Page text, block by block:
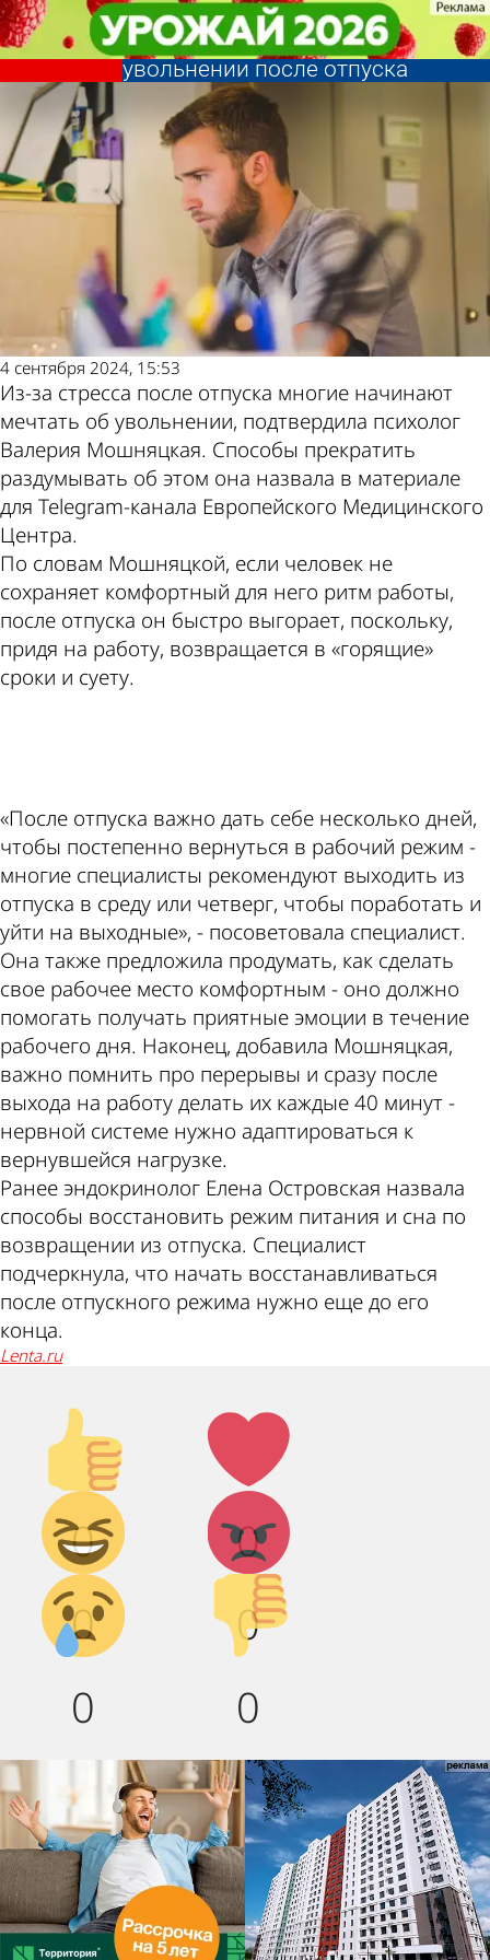
Психолог назвала способы
прекратить мечтать об
увольнении после отпуска
В стране и
мире
4 сентября 2024, 15:53
Из-за стресса после отпуска многие начинают
мечтать об увольнении, подтвердила психолог
Валерия Мошняцкая. Способы прекратить
раздумывать об этом она назвала в материале
для Telegram-канала Европейского Медицинского
Центра.
По словам Мошняцкой, если человек не
сохраняет комфортный для него ритм работы,
после отпуска он быстро выгорает, поскольку,
придя на работу, возвращается в «горящие»
сроки и суету.
«После отпуска важно дать себе несколько дней,
чтобы постепенно вернуться в рабочий режим -
многие специалисты рекомендуют выходить из
отпуска в среду или четверг, чтобы поработать и
уйти на выходные», - посоветовала специалист.
Она также предложила продумать, как сделать
свое рабочее место комфортным - оно должно
помогать получать приятные эмоции в течение
рабочего дня. Наконец, добавила Мошняцкая,
важно помнить про перерывы и сразу после
выхода на работу делать их каждые 40 минут -
нервной системе нужно адаптироваться к
вернувшейся нагрузке.
Ранее эндокринолог Елена Островская назвала
способы восстановить режим питания и сна по
возвращении из отпуска. Специалист
подчеркнула, что начать восстанавливаться
после отпускного режима нужно еще до его
конца.
lenta.ru
Палец
вверх!
0
Лайк!
0
Дикий
смех!
0
Агрессия!
0
Грусть :(
0
Палец
вниз!
0
Психолог назвала способы
прекратить мечтать об
увольнении после отпуска
В стране и
мире
Последние
новости
Погода и курсы
валют в Пензе